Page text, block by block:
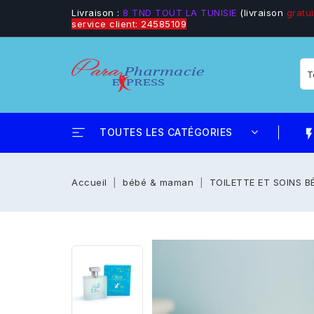
Livraison : 8 TND TOUT LA TUNISIE (livraison
service client: 24585109
TOUTES LES CATÉGORIES flash_on
Accueil bébé & maman TOILETTE ET SOINS